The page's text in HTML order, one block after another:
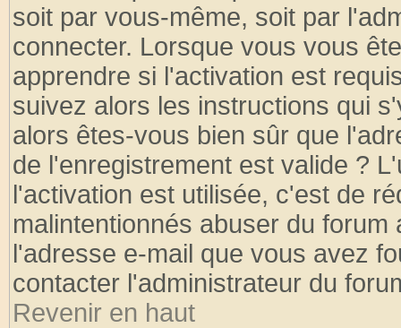
soit par vous-même, soit par
connecter. Lorsque vous vous
apprendre si l'activation est
suivez alors les instructions qui
alors êtes-vous bien sûr que
de l'enregistrement est valide ?
l'activation est utilisée, c'est de
malintentionnés abuser du
l'adresse e-mail que vous avez
contacter l'administrateur du
Revenir en haut